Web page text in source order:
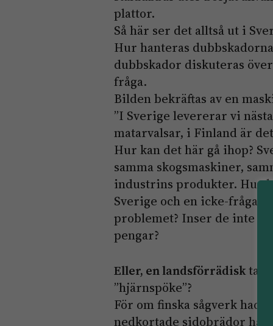
plattor.
Så här ser det alltså ut i
Hur hanteras
dubbskador diskuteras
fråga.
Bilden bekräftas av en
”I Sverige levererar vi
matarvalsar, i Finland är
Hur kan det här gå ihop?
samma skogsmaskiner,
industrins produkter. Hur
Sverige och en icke-fråga i
problemet? Inser de inte
pengar?
Eller, en landsförrädisk
”hjärnspöke”?
För om finska sågverk
nedkortade sidobrädor